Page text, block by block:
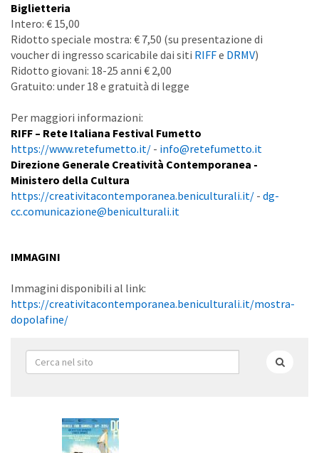
Biglietteria
Intero: € 15,00
Ridotto speciale mostra: € 7,50 (su presentazione di
voucher di ingresso scaricabile dai siti RIFFe DRMV)
Ridotto giovani: 18-25 anni € 2,00
Gratuito: under 18 e gratuità di legge
Per maggiori informazioni:
RIFF – Rete Italiana Festival Fumetto
https://www.retefumetto.it/ - info@retefumetto.it
Direzione Generale Creatività Contemporanea -
Ministero della Cultura
https://creativitacontemporanea.beniculturali.it/ - dg-
cc.comunicazione@beniculturali.it
IMMAGINI
Immagini disponibili al link:
https://creativitacontemporanea.beniculturali.it/mostra-
dopolafine/
Form
di